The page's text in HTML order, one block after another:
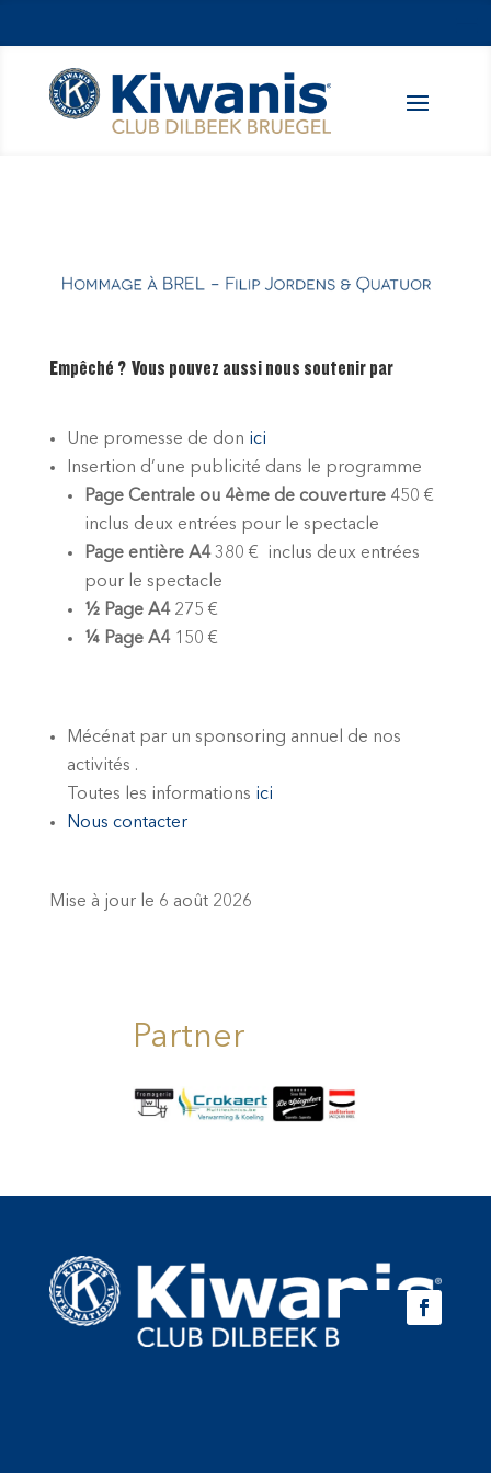
Empêché ? Vous pouvez aussi nous soutenir par
Une promesse de don ici
Insertion d’une publicité dans le programme
Page Centrale ou 4ème de couverture450 €
inclus deux entrées pour le spectacle
Page entière A4380 € inclus deux entrées
pour le spectacle
½ Page A4275 €
¼ Page A4150 €
Mécénat par un sponsoring annuel de nos
activités .
Toutes les informations ici
Nous contacter
Mise à jour le 6 août 2026
Partner